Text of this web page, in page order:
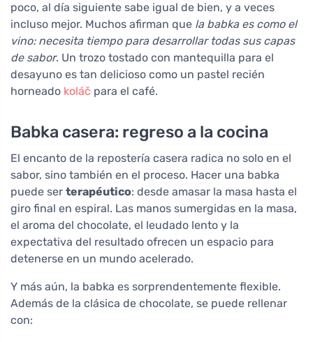
poco, al día siguiente sabe igual de bien, y a veces
incluso mejor. Muchos afirman que la babka es como el
vino: necesita tiempo para desarrollar todas sus capas
de sabor. Un trozo tostado con mantequilla para el
desayuno es tan delicioso como un pastel recién
horneado koláč para el café.
Babka casera: regreso a la cocina
El encanto de la repostería casera radica no solo en el
sabor, sino también en el proceso. Hacer una babka
puede ser terapéutico: desde amasar la masa hasta el
giro final en espiral. Las manos sumergidas en la masa,
el aroma del chocolate, el leudado lento y la
expectativa del resultado ofrecen un espacio para
detenerse en un mundo acelerado.
Y más aún, la babka es sorprendentemente flexible.
Además de la clásica de chocolate, se puede rellenar
con: